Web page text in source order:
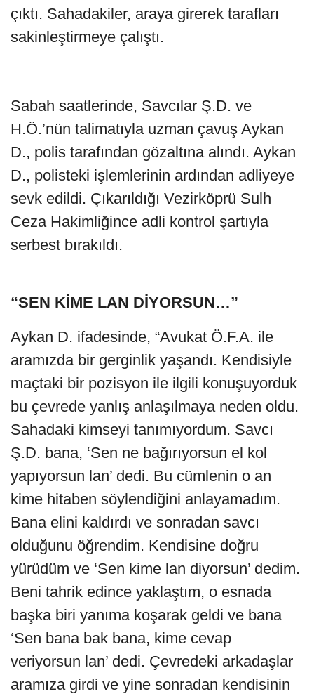
çıktı. Sahadakiler, araya girerek tarafları
sakinleştirmeye çalıştı.
Sabah saatlerinde, Savcılar Ş.D. ve
H.Ö.’nün talimatıyla uzman çavuş Aykan
D., polis tarafından gözaltına alındı. Aykan
D., polisteki işlemlerinin ardından adliyeye
sevk edildi. Çıkarıldığı Vezirköprü Sulh
Ceza Hakimliğince adli kontrol şartıyla
serbest bırakıldı.
“SEN KİME LAN DİYORSUN…”
Aykan D. ifadesinde, “Avukat Ö.F.A. ile
aramızda bir gerginlik yaşandı. Kendisiyle
maçtaki bir pozisyon ile ilgili konuşuyorduk
bu çevrede yanlış anlaşılmaya neden oldu.
Sahadaki kimseyi tanımıyordum. Savcı
Ş.D. bana, ‘Sen ne bağırıyorsun el kol
yapıyorsun lan’ dedi. Bu cümlenin o an
kime hitaben söylendiğini anlayamadım.
Bana elini kaldırdı ve sonradan savcı
olduğunu öğrendim. Kendisine doğru
yürüdüm ve ‘Sen kime lan diyorsun’ dedim.
Beni tahrik edince yaklaştım, o esnada
başka biri yanıma koşarak geldi ve bana
‘Sen bana bak bana, kime cevap
veriyorsun lan’ dedi. Çevredeki arkadaşlar
aramıza girdi ve yine sonradan kendisinin